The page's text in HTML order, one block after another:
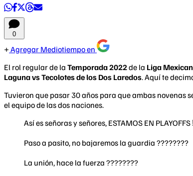
0
Agregar Mediotiempo en
El rol regular de la Temporada 2022de la Liga
Laguna vs Tecolotes de los Dos Laredos. Aquí te
Tuvieron que pasar 30 años para que ambas novenas
el equipo de las dos naciones.
Así es señoras y señores, ESTAMOS EN PLAYOFFS
Paso a pasito, no bajaremos la guardia ????????
La unión, hace la fuerza ????????